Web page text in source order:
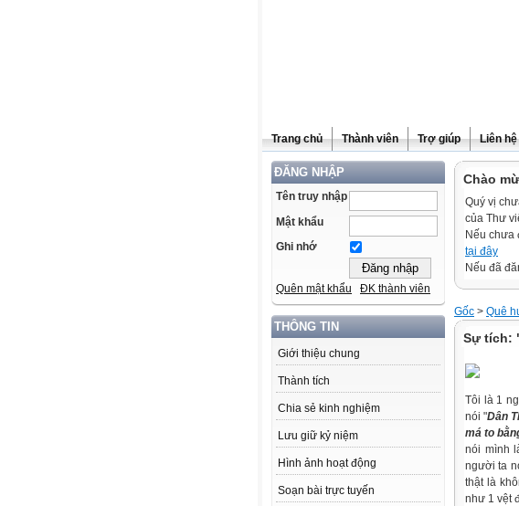
Trang chủ Thành viên Trợ giúp Liên hệ
ĐĂNG NHẬP
Tên truy nhập
Mật khẩu
Ghi nhớ
Quên mật khẩu ĐK thành viên
THÔNG TIN
Giới thiệu chung
Thành tích
Chia sẻ kinh nghiệm
Lưu giữ kỷ niệm
Hình ảnh hoạt động
Soạn bài trực tuyến
Chào
Quý vị
của Thư
Nếu chưa
tại đây
Nếu đã
Gốc > Quê
Sự tích:
Tôi là 1
nói "Dân
má to
nói mình
người ta
thật là
như 1 vệt